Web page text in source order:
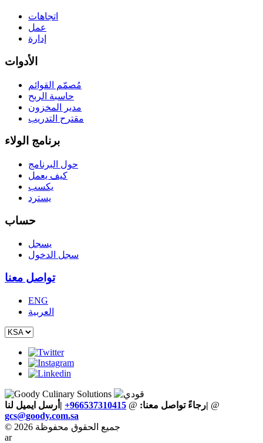
اتجاهات
عمل
إدارة
الأدوات
مُصمّم القوائم
حاسبة الربح
مدير المخزون
مقترح التدريب
برنامج الولاء
حول البرنامج
كيف يعمل
يكسب
يسترد
حساب
يسجل
سجل الدخول
تواصل معنا
ENG
العربية
رجاءً تواصل معنا: @
+966537310415 |أرسل ايميل لنا | @
gcs@goody.com.sa
© 2026 جميع الحقوق محفوظة
ar